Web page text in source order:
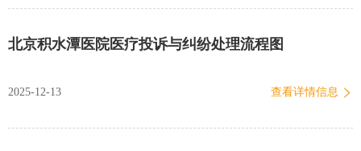
投诉院内处理流程》对您提出的医疗意见进行调查处理，将在收到投
理期间有任何问题可在工作日时间（周一至周五早8:00-晚5:00）拨打
系及提交相关材料。 北京积水潭医院医患关系协调办公室
北京积水潭医院医疗投诉与纠纷处理流程图
2025-12-13 查看详情信息